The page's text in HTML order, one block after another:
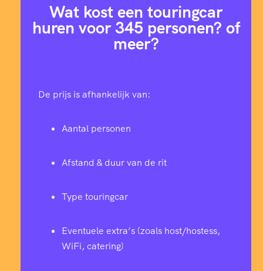
Wat kost een touringcar
huren voor 345 personen? of
meer?
De prijs is afhankelijk van:
Aantal personen
Afstand & duur van de rit
Type touringcar
Eventuele extra’s (zoals host/hostess,
WiFi, catering)